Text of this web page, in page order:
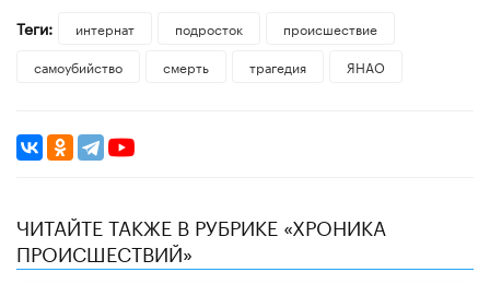
Теги: интернат подросток
происшествие
самоубийство
смерть трагедия ЯНАО
ЧИТАЙТЕ ТАКЖЕ В РУБРИКЕ «ХРОНИКА
ПРОИСШЕСТВИЙ»